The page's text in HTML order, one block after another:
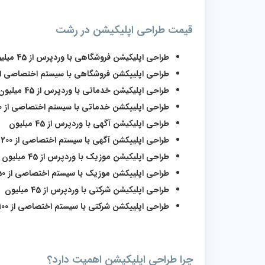
قیمت طراحی اپلیکیشن در رشت
طراحی اپلیکیشن فروشگاهی با وردپرس از 45 میلیون
طراحی اپلییکشن فروشگاهی با سیستم اختصاصی از 150
طراحی اپلیکیشن خدماتی با وردپرس از 45 میلیون
طراحی اپلییکشن خدماتی با سیستم اختصاصی از 200 میلیون
طراحی اپلیکیشن آگهی با وردپرس از 45 میلیون
طراحی اپلییکشن آگهی با سیستم اختصاصی از 200 میلیون
طراحی اپلیکیشن موزیک با وردپرس از 45 میلیون
طراحی اپلییکشن موزیک با سیستم اختصاصی از 150 میلیون
طراحی اپلیکیشن شرکتی با وردپرس از 45 میلیون
طراحی اپلییکشن شرکتی با سیستم اختصاصی از 100 میلیون
چرا طراحی اپلیکیشن اهمیت دارد؟